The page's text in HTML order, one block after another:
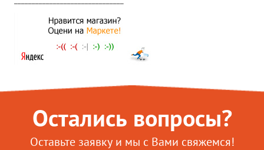
Остались вопросы?
Оставьте заявку и мы с Вами свяжемся!